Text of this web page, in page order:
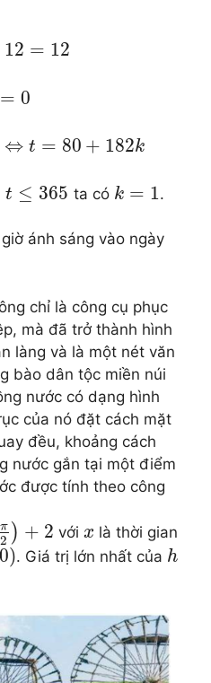
12 = 12
= 0
⇔ t = 80 + 182k
t ≤ 365 ta có k = 1.
ánh sáng vào ngày
chỉ là công cụ phục
mà đã trở thành hình
làng và là một nét văn
bào dân tộc miền núi
nước có dạng hình
của nó đặt cách mặt
đều, khoảng cách
nước gắn tại một điểm
được tính theo công
π
2 ) + 2 với x là thời gian
0). Giá trị lớn nhất của h